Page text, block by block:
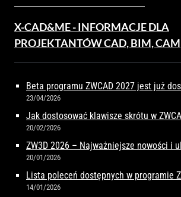
X-CAD&ME - INFORMACJE DLA
PROJEKTANTÓW CAD, BIM, CAM
Beta programu ZWCAD 2027 jest już
23/04/2026
Jak dostosować klawisze skrótu w
20/02/2026
ZW3D 2026 – Najważniejsze nowości i
20/01/2026
Lista poleceń dostępnych w programie
14/01/2026